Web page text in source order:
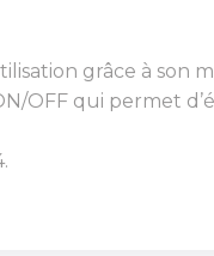
grâce à son
OFF qui permet